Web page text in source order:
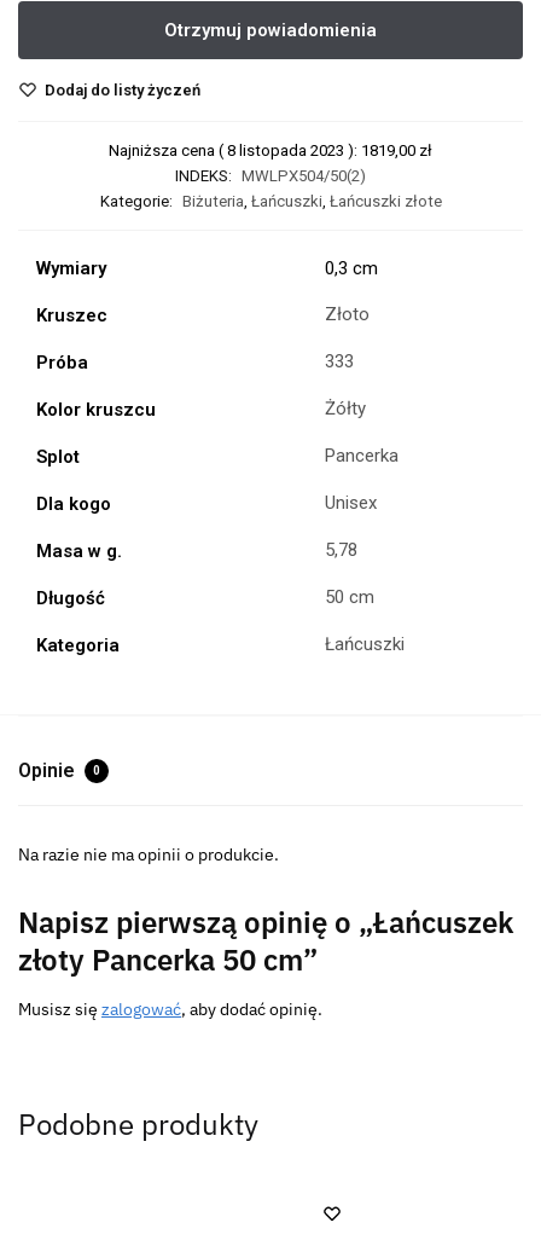
Dodaj do listy życzeń
Najniższa cena ( 8 listopada 2023 ): 1819,00 zł
INDEKS: MWLPX504/50(2)
Kategorie: Biżuteria, Łańcuszki, Łańcuszki złote
Wymiary 0,3 cm
Kruszec Złoto
Próba 333
Kolor kruszcu Żółty
Splot Pancerka
Dla kogo Unisex
Masa w g. 5,78
Długość 50 cm
Kategoria Łańcuszki
Opinie 0
Na razie nie ma opinii o produkcie.
Napisz pierwszą opinię o „Łańcuszek
złoty Pancerka 50 cm”
Musisz się zalogować, aby dodać opinię.
Podobne produkty